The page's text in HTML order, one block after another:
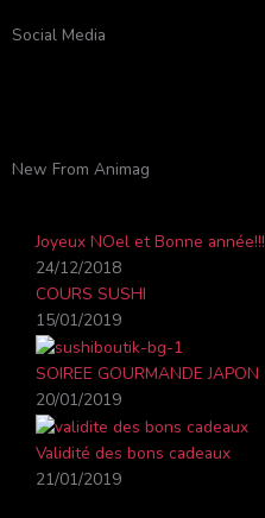
Social Media
a
c
e
b
o
o
o
u
t
u
b
e
i
t
t
e
r
s
t
g
r
New From Animag
Joyeux NOel et Bonne année!!!
24/12/2018
COURS SUSHI
15/01/2019
SOIREE GOURMANDE JAPON
20/01/2019
Validité des bons cadeaux
21/01/2019